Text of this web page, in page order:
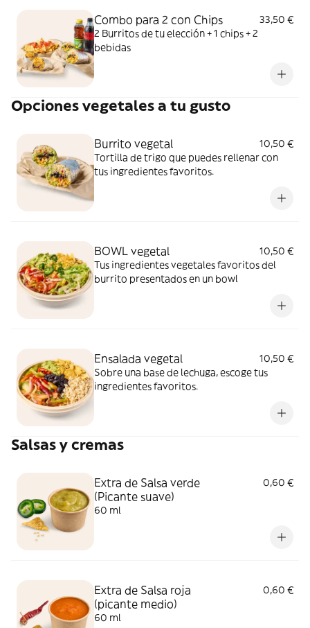
Combo para 2 con Chips
33,50 €
2 Burritos de tu elección + 1 chips + 2
bebidas
Opciones vegetales a tu gusto
Burrito vegetal
10,50 €
Tortilla de trigo que puedes rellenar con
tus ingredientes favoritos.
BOWL vegetal
10,50 €
Tus ingredientes vegetales favoritos del
burrito presentados en un bowl
Ensalada vegetal
10,50 €
Sobre una base de lechuga, escoge tus
ingredientes favoritos.
Salsas y cremas
Extra de Salsa verde
(Picante suave)
0,60 €
60 ml
Extra de Salsa roja
(picante medio)
0,60 €
60 ml